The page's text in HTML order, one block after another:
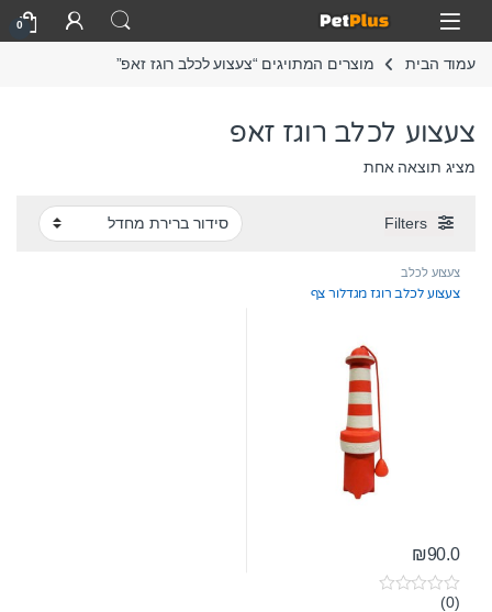
Skip to navigation
Skip to content
Open
0
עמוד הבית מוצרים המתויגים “צעצוע לכלב רוגז זאפ”
צעצוע לכלב רוגז זאפ
מציג תוצאה אחת
Filters
צעצוע לכלב
צעצוע לכלב רוגז מגדלור צף
₪90.0
0(0)